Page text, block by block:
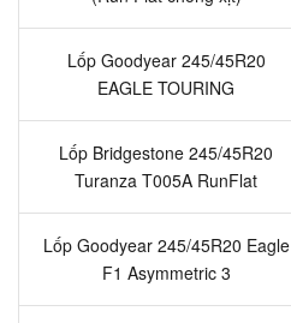
Lốp Goodyear 245/45R20
EAGLE TOURING
Lốp Bridgestone 245/45R20
Turanza T005A RunFlat
Lốp Goodyear 245/45R20 Eagle
F1 Asymmetric 3